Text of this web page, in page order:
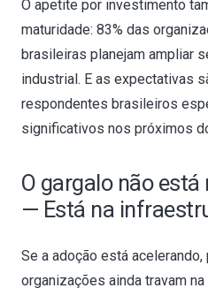
O apetite por investimento
maturidade: 83% das
brasileiras planejam ampliar
industrial. E as expectativas
respondentes brasileiros
significativos nos próximos
O gargalo não está
— Está na
Se a adoção está acelerando,
organizações ainda travam